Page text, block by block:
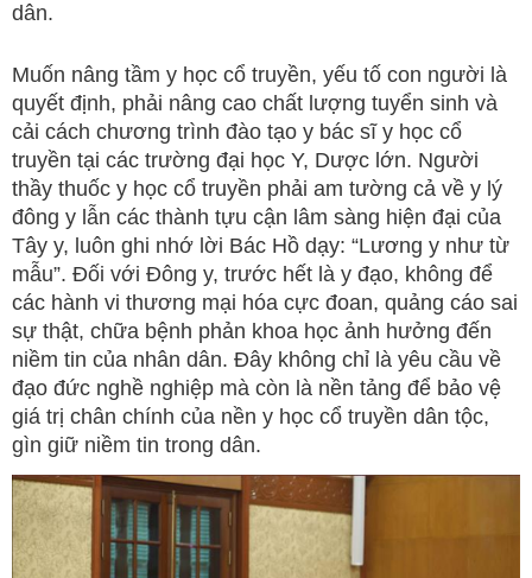
dân.
Muốn nâng tầm y học cổ truyền, yếu tố con người là
quyết định, phải nâng cao chất lượng tuyển sinh và
cải cách chương trình đào tạo y bác sĩ y học cổ
truyền tại các trường đại học Y, Dược lớn. Người
thầy thuốc y học cổ truyền phải am tường cả về y lý
đông y lẫn các thành tựu cận lâm sàng hiện đại của
Tây y, luôn ghi nhớ lời Bác Hồ dạy: “Lương y như từ
mẫu”. Đối với Đông y, trước hết là y đạo, không để
các hành vi thương mại hóa cực đoan, quảng cáo sai
sự thật, chữa bệnh phản khoa học ảnh hưởng đến
niềm tin của nhân dân. Đây không chỉ là yêu cầu về
đạo đức nghề nghiệp mà còn là nền tảng để bảo vệ
giá trị chân chính của nền y học cổ truyền dân tộc,
gìn giữ niềm tin trong dân.